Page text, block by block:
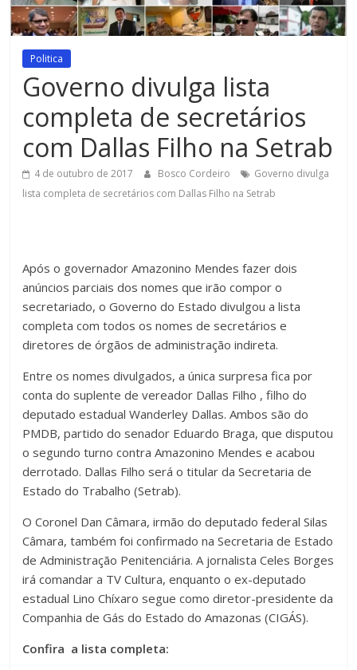
Figueiredo
Politica
Governo divulga lista
completa de secretários
com Dallas Filho na Setrab
4 de outubro de 2017 Bosco Cordeiro
Governo divulga
lista completa de secretários com Dallas Filho na Setrab
Após o governador Amazonino Mendes fazer dois
anúncios parciais dos nomes que irão compor o
secretariado, o Governo do Estado divulgou a lista
completa com todos os nomes de secretários e
diretores de órgãos de administração indireta.
Entre os nomes divulgados, a única surpresa fica por
conta do suplente de vereador Dallas Filho , filho do
deputado estadual Wanderley Dallas. Ambos são do
PMDB, partido do senador Eduardo Braga, que disputou
o segundo turno contra Amazonino Mendes e acabou
derrotado. Dallas Filho será o titular da Secretaria de
Estado do Trabalho (Setrab).
O Coronel Dan Câmara, irmão do deputado federal Silas
Câmara, também foi confirmado na Secretaria de Estado
de Administração Penitenciária. A jornalista Celes Borges
irá comandar a TV Cultura, enquanto o ex-deputado
estadual Lino Chíxaro segue como diretor-presidente da
Companhia de Gás do Estado do Amazonas (CIGÁS).
Confira a lista completa: